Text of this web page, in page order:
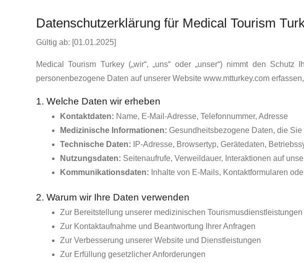
Datenschutzerklärung für Medical Tourism
Gültig ab: [01.01.2025]
Medical Tourism Turkey („wir“, „uns“ oder „unser“) nimmt den
personenbezogene Daten auf unserer Website www.mtturkey.com
1. Welche Daten wir erheben
Kontaktdaten: Name, E-Mail-Adresse, Telefonnummer, Adresse
Medizinische Informationen: Gesundheitsbezogene Daten, die
Technische Daten: IP-Adresse, Browsertyp, Gerätedaten,
Nutzungsdaten: Seitenaufrufe, Verweildauer, Interaktionen auf
Kommunikationsdaten: Inhalte von E-Mails, Kontaktformularen
2. Warum wir Ihre Daten verwenden
Zur Bereitstellung unserer medizinischen Tourismusdienstleistungen
Zur Kontaktaufnahme und Beantwortung Ihrer Anfragen
Zur Verbesserung unserer Website und Dienstleistungen
Zur Erfüllung gesetzlicher Anforderungen